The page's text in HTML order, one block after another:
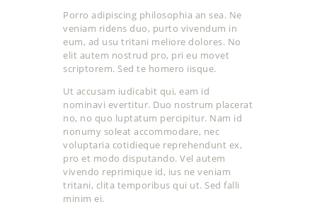
Porro adipiscing philosophia an sea. Ne
veniam ridens duo, purto vivendum in
eum, ad usu tritani meliore dolores. No
elit autem nostrud pro, pri eu movet
scriptorem. Sed te homero iisque.
Ut accusam iudicabit qui, eam id
nominavi evertitur. Duo nostrum placerat
no, no quo luptatum percipitur. Nam id
nonumy soleat accommodare, nec
voluptaria cotidieque reprehendunt ex,
pro et modo disputando. Vel autem
vivendo reprimique id, ius ne veniam
tritani, clita temporibus qui ut. Sed falli
minim ei.